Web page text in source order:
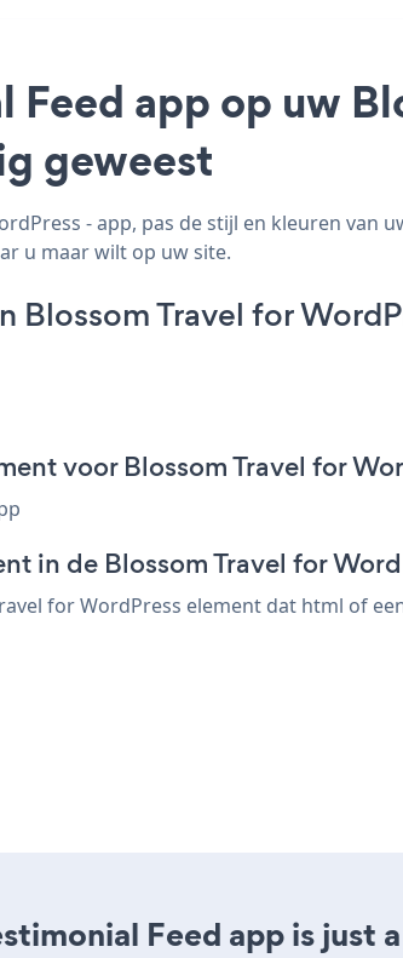
app op uw
geweest
- app, pas de stijl en kleuren van
u maar wilt op uw site.
Blossom Travel for
voor Blossom Travel for
in de Blossom Travel for
for WordPress element dat html of
Feed app is just